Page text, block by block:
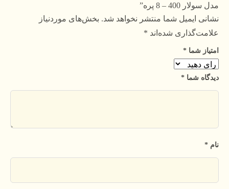
مدل سولار 400 – 8 پره”
نشانی ایمیل شما منتشر نخواهد شد. بخش‌های موردنیاز
علامت‌گذاری شده‌اند *
امتیاز شما *
دیدگاه شما *
نام *